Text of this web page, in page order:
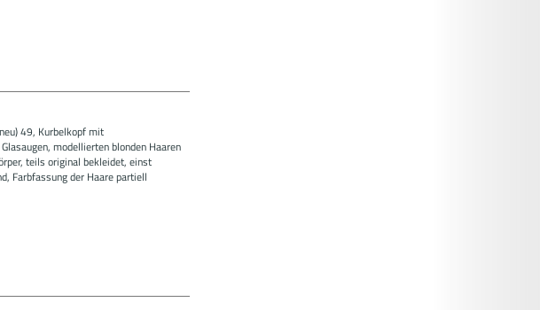
49, Kurbelkopf mit
modellierten blonden Haaren
teils original bekleidet, einst
Farbfassung der Haare partiell